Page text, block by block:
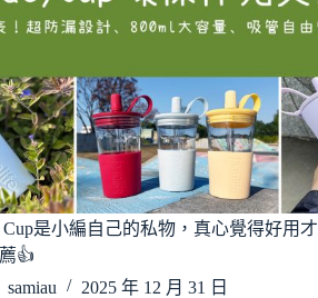
Cup是小編自己的私物，真心覺得好用才
👍
samiau
2025 年 12 月 31 日